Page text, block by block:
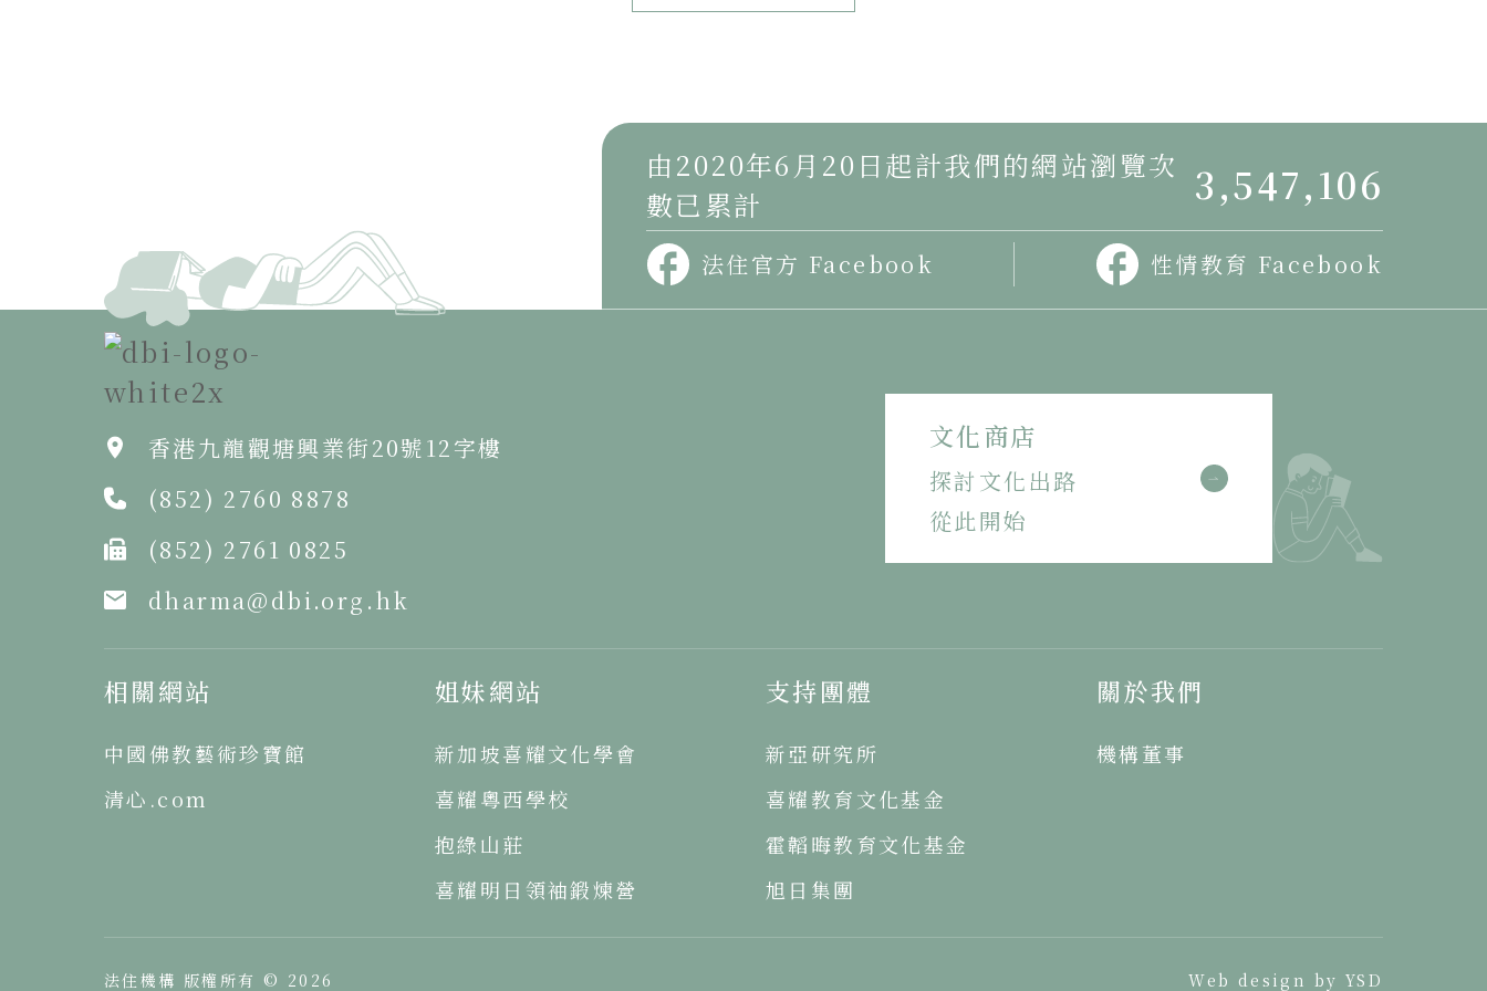
由2020年6月20日起計我們的網站瀏覽次
數已累計
3,547,106
法住官方 Facebook 性情教育 Facebook
香港九龍觀塘興業街20號12字樓
(852) 2760 8878
(852) 2761 0825
dharma@dbi.org.hk
文化商店
探討文化出路
從此開始
相關網站
中國佛教藝術珍寶館
清心.com
姐妹網站
新加坡喜耀文化學會
喜耀粵西學校
抱綠山莊
喜耀明日領袖鍛煉營
支持團體
新亞研究所
喜耀教育文化基金
霍韜晦教育文化基金
旭日集團
關於我們
機構董事
法住機構 版權所有 © 2026 Web design by YSD